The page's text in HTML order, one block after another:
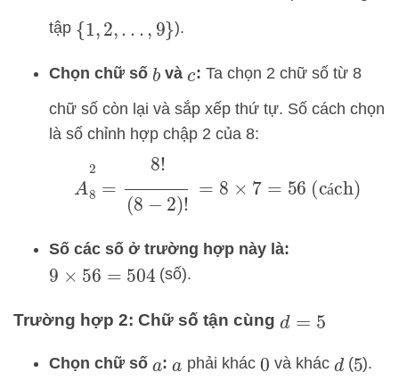
tập {1,2,. .. , 9 } ).
Chọn chữ số b vàc: Ta chọn 2 chữ số từ 8
chữ số còn lại và sắp xếp thứ tự. Số cách chọn
là số chỉnh hợp chập 2 của 8:
á
A !(8
Số các số ở trường hợp này là:
9 ×56= 504 (số).
Trường hợp 2: Chữ số tận cùng d =5
Chọn chữ số a: a phải khác 0 và khác d(5).